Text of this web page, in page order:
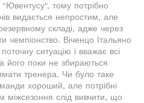
тому потрібно
видається непростим, але
складі, адже через
чемпіонство. Віченцо Італьяно
ситуацію і вважає всі
його поки не збираються
тренера. Чи було таке
хороший, але потрібні
міжсезоння слід вивчити, що